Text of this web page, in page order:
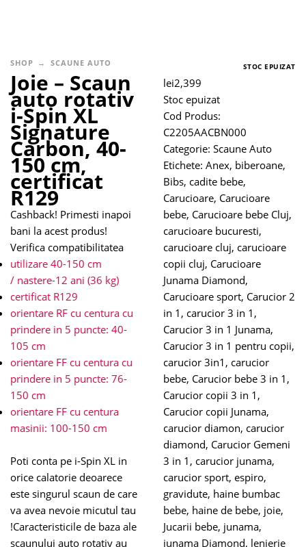
SHOP SCAUNE AUTO STOC EPUIZAT
Joie – Scaun
auto rotativ
i-Spin XL
Signature
Carbon, 40-
150 cm,
certificat
R129
Cashback! Primesti inapoi
bani la acest produs!
Verifica compatibilitatea
utilizare 40-150 cm
/ nastere-12 ani (36 kg)
certificat R129
orientare RF cu centura cu
prindere in 5 puncte: 40-
105 cm
orientare FF cu centura cu
prindere in 5 puncte: 76-
150 cm
orientare FF cu centura
masinii: 100-150 cm
Poti conta pe i-Spin XL in
orice calatorie deoarece
este singurul scaun de care
va avea nevoie micutul tau
!Caracteristicile de baza ale
scaunului auto rotativ au
lei2,399
Stoc epuizat
Cod Produs:
C2205AACBN000
Categorie: Scaune Auto
Etichete: Anex, biberoane,
Bibs, cadite bebe,
Carucioare, Carucioare
bebe, Carucioare bebe Cluj,
carucioare bucuresti,
carucioare cluj, carucioare
copii cluj, Carucioare
Junama Diamond,
Carucioare sport, Carucior 2
in 1 , carucior 3 in 1 ,
Carucior 3 in 1 Junama,
Carucior 3 in 1 pentru copii,
carucior 3in1 , carucior
bebe, Carucior bebe 3 in 1 ,
Carucior copii 3 in 1 ,
Carucior copii Junama,
carucior diamon, carucior
diamond, Carucior Gemeni
3 in 1 , carucior junama,
carucior sport, espiro,
gravidute, haine bumbac
bebe, haine de bebe, joie,
Jucarii bebe, junama,
junama Diamond, lenjerie